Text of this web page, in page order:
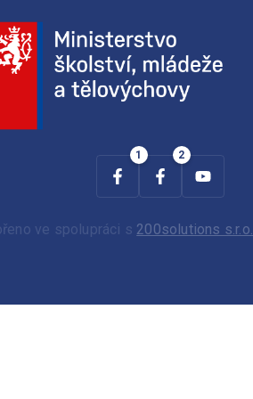
ve spolupráci s 200solutions s.r.o.